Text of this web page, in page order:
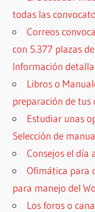
todas las
Correos
con 5.377 plazas
Información
Libros o
preparación de tus
Estudiar unas
Selección de
Consejos el día
Ofimática para
para manejo del
Los foros o